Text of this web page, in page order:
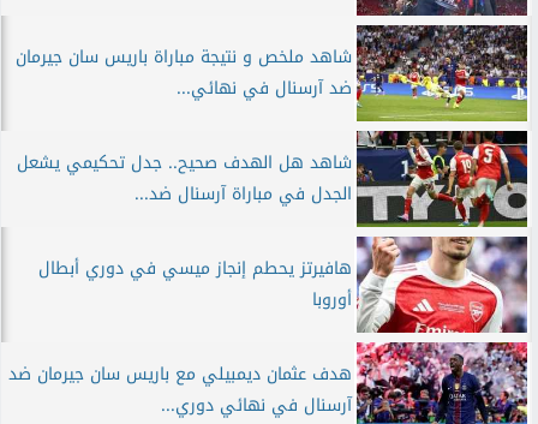
شاهد ملخص و نتيجة مباراة باريس سان جيرمان
ضد آرسنال في نهائي...
شاهد هل الهدف صحيح.. جدل تحكيمي يشعل
الجدل في مباراة آرسنال ضد...
هافيرتز يحطم إنجاز ميسي في دوري أبطال
أوروبا
هدف عثمان ديمبيلي مع باريس سان جيرمان ضد
آرسنال في نهائي دوري...